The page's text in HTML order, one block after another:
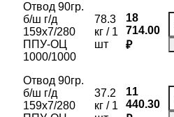
Отвод 90гр.
б/ш г/д
159х7/280
ППУ-ОЦ
1000/1000
78.3
кг / 1
шт
18
714.00
₽
Отвод 90гр.
б/ш г/д
159х7/280
37.2
кг / 1
11
440.30